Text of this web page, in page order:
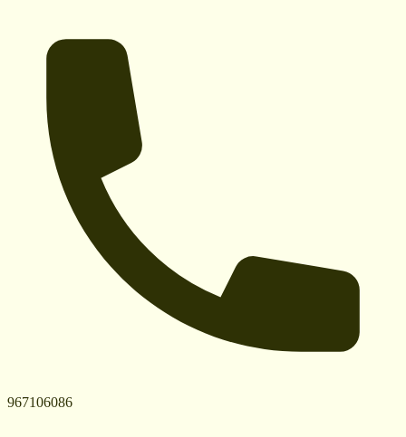
967106086